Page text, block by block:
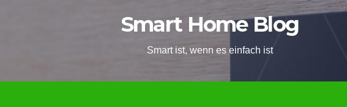
Smart Home Blog
Smart ist, wenn es einfach ist